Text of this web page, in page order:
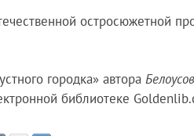
остросюжетной
городка» автора
библиотеке